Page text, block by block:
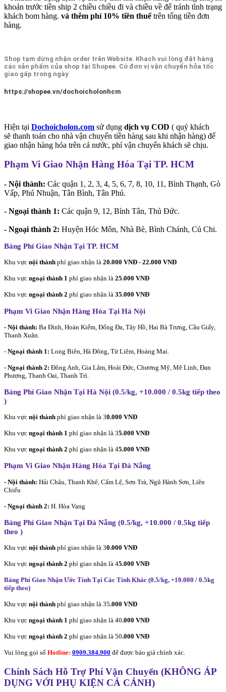
khoản trước tiền ship 2 chiều chiều đi và chiều về để tránh tình trạng
khách bom hàng. và thêm phí 10% tiền thuếtrên tổng tiền đơn
hàng.
Shop tạm dừng nhận order trên Website. Khach vui lòng đặt hàng
các sản phẩm của shop tại Shopee. Có đơn vị vận chuyển hỏa tốc
giao gấp trong ngày
https://shopee.vn/dochoicholonhcm
Hiện tại Dochoicholon.com sử dụng dịch vụ COD ( quý khách
sẽ thanh toán cho nhà vận chuyển tiền hàng sau khi nhận hàng) để
giao nhận hàng hóa trên cả nước, phí vận chuyển khách sẽ chịu.
Phạm Vi Giao Nhận Hàng Hóa Tại TP. HCM
- Nội thành: Các quận 1, 2, 3, 4, 5, 6, 7, 8, 10, 11, Bình Thạnh, Gò
Vấp, Phú Nhuận, Tân Bình, Tân Phú.
- Ngoại thành 1: Các quận 9, 12, Bình Tân, Thủ Đức.
- Ngoại thành 2: Huyện Hóc Môn, Nhà Bè, Bình Chánh, Củ Chi.
Bảng Phí Giao Nhận Tại TP. HCM
Khu vực nội thành phí giao nhận là 20.000 VNĐ - 22.000 VNĐ
Khu vực ngoại thành 1 phí giao nhận là 25.000 VNĐ
Khu vực ngoại thành 2 phí giao nhận là 35.000 VNĐ
Phạm Vi Giao Nhận Hàng Hóa Tại Hà Nội
- Nội thành: Ba Đình, Hoàn Kiếm, Đống Đa, Tây Hồ, Hai Bà Trưng, Cầu Giấy,
Thanh Xuân.
- Ngoại thành 1: Long Biên, Hà Đông, Từ Liêm, Hoàng Mai.
- Ngoại thành 2: Đông Anh, Gia Lâm, Hoài Đức, Chương Mỹ, Mê Linh, Đan
Phượng, Thanh Oai, Thanh Trì.
Bảng Phí Giao Nhận Tại Hà Nội (0.5/kg, +10.000 / 0.5kg tiếp theo
)
Khu vực nội thành phí giao nhận là 30.000 VNĐ
Khu vực ngoại thành 1 phí giao nhận là 35.000 VNĐ
Khu vực ngoại thành 2 phí giao nhận là 45.000 VNĐ
Phạm Vi Giao Nhận Hàng Hóa Tại Đà Nẵng
- Nội thành: Hải Châu, Thanh Khê, Cẩm Lệ, Sơn Trà, Ngũ Hành Sơn, Liên
Chiểu
- Ngoại thành 2: H. Hòa Vang
Bảng Phí Giao Nhận Tại Đà Nẵng (0.5/kg, +10.000 / 0.5kg tiếp
theo )
Khu vực nội thành phí giao nhận là 30.000 VNĐ
Khu vực ngoại thành 2 phí giao nhận là 45.000 VNĐ
Bảng Phí Giao Nhận Ước Tính Tại Các Tỉnh Khác (0.5/kg, +10.000 / 0.5kg
tiếp theo)
Khu vực nội thành phí giao nhận là 35.000 VNĐ
Khu vực ngoại thành 1 phí giao nhận là 40.000 VNĐ
Khu vực ngoại thành 2 phí giao nhận là 50.000 VNĐ
Vui lòng gọi số Hotline: 0909.384.900 để được báo giá chính xác.
Chính Sách Hỗ Trợ Phí Vận Chuyển (KHÔNG ÁP
DỤNG VỚI PHỤ KIỆN CÁ CẢNH)